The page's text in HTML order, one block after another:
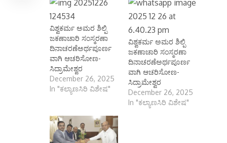
ವಿಶ್ವಕರ್ಮ ಅಮರ ಶಿಲ್ಪಿ
ಜಕಣಾಚಾರಿ ಸಂಸ್ಮರಣಾ
ದಿನಾಚರಣೆಅರ್ಥಪೂರ್ಣ
ವಾಗಿ ಆಚರಿಸೋಣ-
ಸಿದ್ರಾಮೇಶ್ವರ
December 26, 2025
In "ಕಲ್ಯಾಣಸಿರಿ ವಿಶೇಷ"
ವಿಶ್ವಕರ್ಮ ಅಮರ ಶಿಲ್ಪಿ
ಜಕಣಾಚಾರಿ ಸಂಸ್ಮರಣಾ
ದಿನಾಚರಣೆಅರ್ಥಪೂರ್ಣ
ವಾಗಿ ಆಚರಿಸೋಣ-
ಸಿದ್ರಾಮೇಶ್ವರ
December 26, 2025
In "ಕಲ್ಯಾಣಸಿರಿ ವಿಶೇಷ"